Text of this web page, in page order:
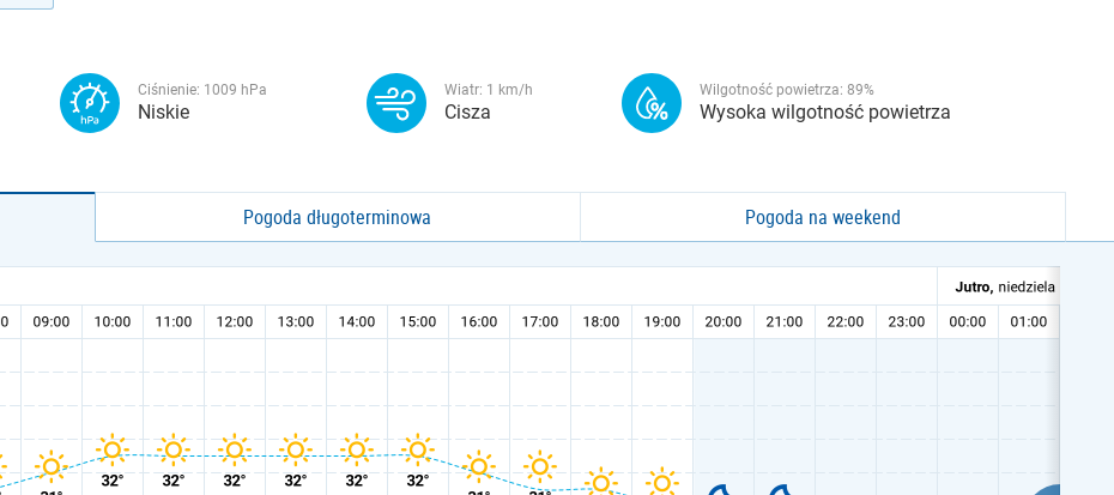
Ciśnienie: 1009 hPa
Niskie
Wiatr: 1 km/h
Cisza
Wilgotność powietrza: 89%
Wysoka wilgotność powietrza
Pogoda długoterminowa Pogoda na weekend